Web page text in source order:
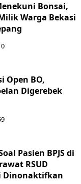
Bonsai,
Warga Bekasi
Open BO,
Digerebek
Pasien BPJS di
RSUD
Dinonaktifkan